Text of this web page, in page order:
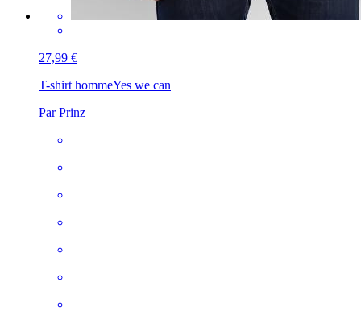
27,99 €
T-shirt hommeYes we can
Par Prinz